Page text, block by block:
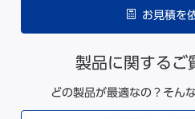
お見積を
製品に関するご
どの製品が最適なの？そん